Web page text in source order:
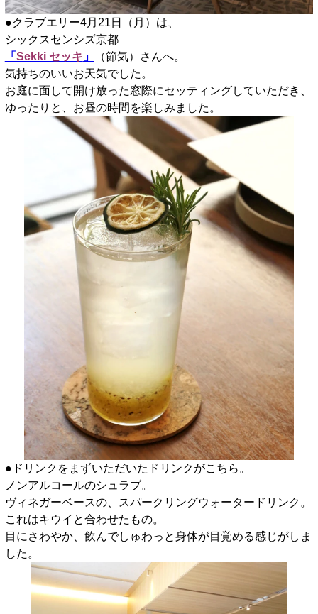
●クラブエリー4月21日（月）は、
シックスセンシズ京都
「 Sekki セッキ 」
（節気）さんへ。
気持ちのいいお天気でした。
お庭に面して開け放った窓際にセッティングしていただき、
ゆったりと、お昼の時間を楽しみました。
●ドリンクをまずいただいたドリンクがこちら。
ノンアルコールのシュラブ。
ヴィネガーベースの、スパークリングウォータードリンク。
これはキウイと合わせたもの。
目にさわやか、飲んでしゅわっと身体が目覚める感じがしま
した。